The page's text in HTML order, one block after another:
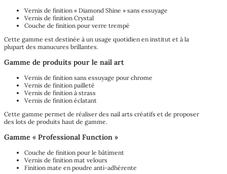
Vernis de finition « Diamond Shine » sans essuyage
Vernis de finition Crystal
Couche de finition pour verre trempé
Cette gamme est destinée à un usage quotidien en institut et à la
plupart des manucures brillantes.
Gamme de produits pour le nail art
Vernis de finition sans essuyage pour chrome
Vernis de finition pailleté
Vernis de finition à strass
Vernis de finition éclatant
Cette gamme permet de réaliser des nail arts créatifs et de proposer
des lots de produits haut de gamme.
Gamme « Professional Function »
Couche de finition pour le bâtiment
Vernis de finition mat velours
Finition mate en poudre anti-adhérente